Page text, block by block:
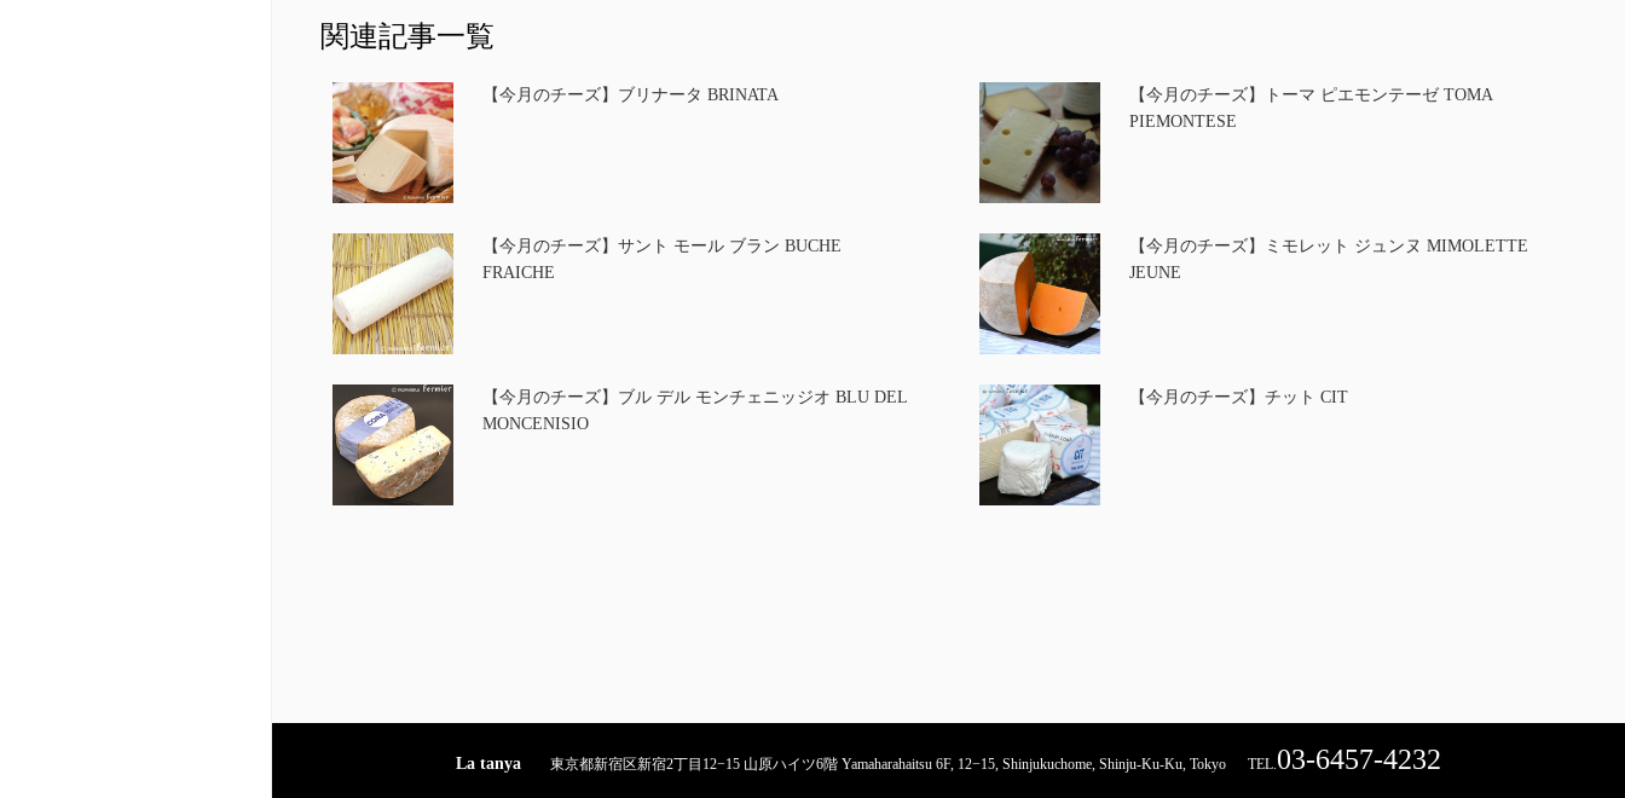
関連記事一覧
【今月のチーズ】ブリナータ BRINATA
【今月のチーズ】トーマ ピエモンテーゼ TOMA
PIEMONTESE
【今月のチーズ】サント モール ブラン BUCHE
FRAICHE
【今月のチーズ】ミモレット ジュンヌ MIMOLETTE
JEUNE
【今月のチーズ】ブル デル モンチェニッジオ BLU DEL
MONCENISIO
【今月のチーズ】チット CIT
La tanya 東京都新宿区新宿2丁目12−15 山原ハイツ6階 Yamaharahaitsu 6F, 12−15, Shinjukuchome, Shinju-Ku-Ku, Tokyo TEL.03-6457-4232